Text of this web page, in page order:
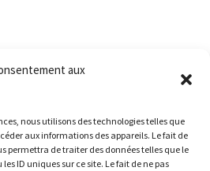
aux
nous utilisons des technologies telles que
aux informations des appareils. Le fait de
permettra de traiter des données telles que le
ID uniques sur ce site. Le fait de ne pas